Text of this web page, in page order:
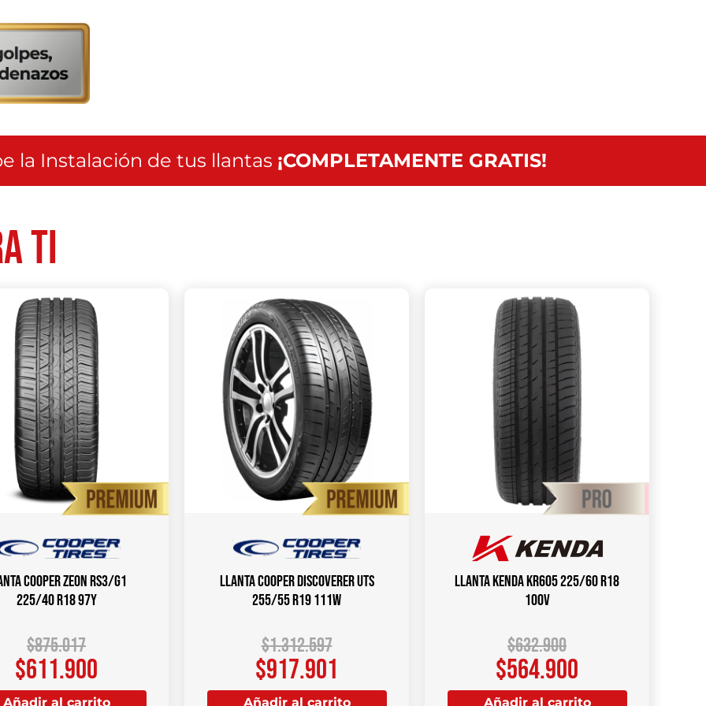
la Instalación de tus llantas ¡COMPLETAMENTE GRATIS!
ti
COOPER ZEON RS3/G1
225/40 R18 97Y
$875.017
$611.900
Añadir al carrito
Llanta COOPER DISCOVERER UTS
255/55 R19 111W
$1.312.597
$917.901
Añadir al carrito
Llanta KENDA KR605 225/60 R18
100V
$632.900
$564.900
Añadir al carrito